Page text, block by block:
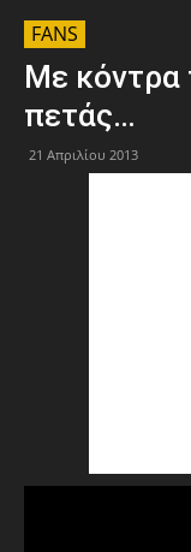
FANS
Με κόντρα
πετάς…
21 Απριλίου 2013